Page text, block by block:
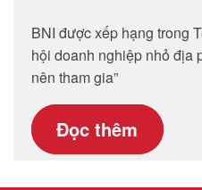
BNI được xếp hạng trong
hội doanh nghiệp nhỏ địa
nên tham gia”
Đọc thêm